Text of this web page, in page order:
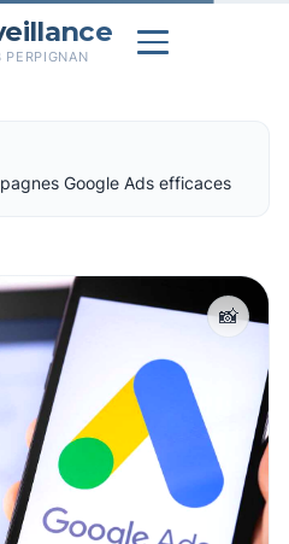
PERPIGNAN
Google Ads efficaces